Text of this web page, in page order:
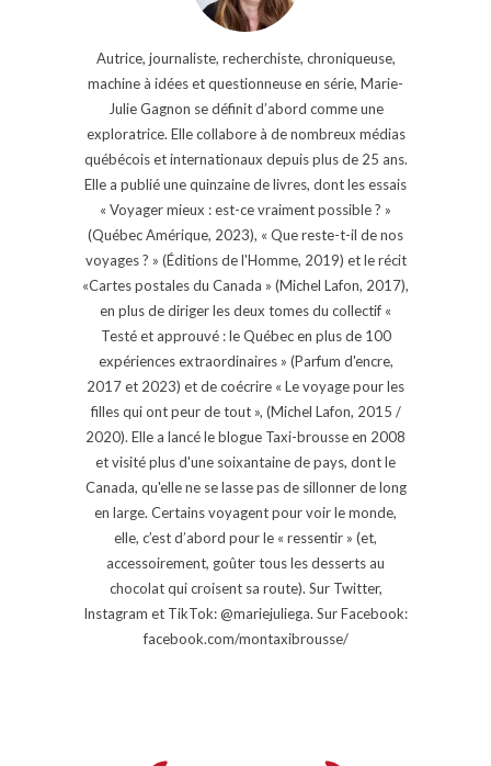
Autrice, journaliste, recherchiste, chroniqueuse,
machine à idées et questionneuse en série, Marie-
Julie Gagnon se définit d’abord comme une
exploratrice. Elle collabore à de nombreux médias
québécois et internationaux depuis plus de 25 ans.
Elle a publié une quinzaine de livres, dont les essais
« Voyager mieux : est-ce vraiment possible ? »
(Québec Amérique, 2023), « Que reste-t-il de nos
voyages ? » (Éditions de l'Homme, 2019) et le récit
«Cartes postales du Canada » (Michel Lafon, 2017),
en plus de diriger les deux tomes du collectif «
Testé et approuvé : le Québec en plus de 100
expériences extraordinaires » (Parfum d'encre,
2017 et 2023) et de coécrire « Le voyage pour les
filles qui ont peur de tout », (Michel Lafon, 2015 /
2020). Elle a lancé le blogue Taxi-brousse en 2008
et visité plus d'une soixantaine de pays, dont le
Canada, qu'elle ne se lasse pas de sillonner de long
en large. Certains voyagent pour voir le monde,
elle, c’est d’abord pour le « ressentir » (et,
accessoirement, goûter tous les desserts au
chocolat qui croisent sa route). Sur Twitter,
Instagram et TikTok: @mariejuliega. Sur Facebook:
facebook.com/montaxibrousse/